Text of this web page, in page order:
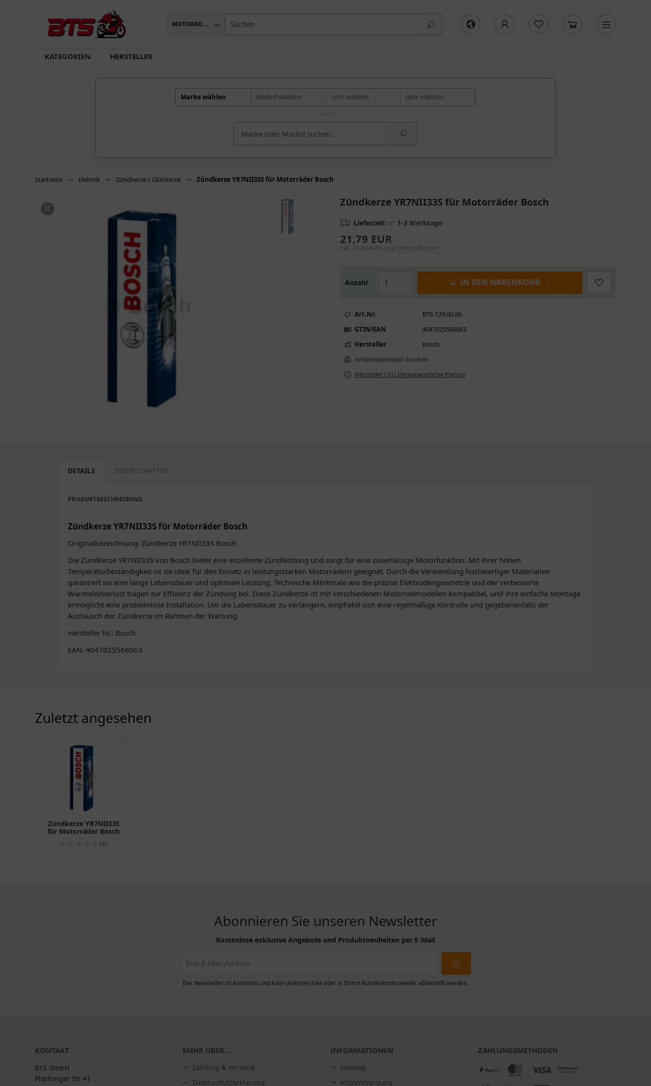
MOTORADTEILE
KATEGORIEN HERSTELLER
Marke wählen Modell wählen ccm wählen Jahr wählen
Startseite Elektrik Zündkerze / Glühkerze Zündkerze YR7NII33S für Motorräder Bosch
Zündkerze YR7NII33S für Motorräder Bosch
Lieferzeit: ✅ 1-3 Werktage
21,79 EUR
inkl. 19 % MwSt. zzgl. Versandkosten
Anzahl IN DEN WARENKORB
Art.Nr.
BTS-129.00.86
GTIN/EAN
4047025566063
Hersteller
Bosch
Artikeldatenblatt drucken
Hersteller / EU Verantwortliche Person
DETAILS EIGENSCHAFTEN
PRODUKTBESCHREIBUNG
Zündkerze YR7NII33S für Motorräder Bosch
Originalbezeichnung: Zündkerze YR7NII33S Bosch
Die Zündkerze YR7NII33S von Bosch bietet eine exzellente Zündleistung und sorgt für eine zuverlässige Motorfunktion. Mit ihrer hohen
Temperaturbeständigkeit ist sie ideal für den Einsatz in leistungsstarken Motorrädern geeignet. Durch die Verwendung hochwertiger Materialien
garantiert sie eine lange Lebensdauer und optimale Leistung. Technische Merkmale wie die präzise Elektrodengeometrie und der verbesserte
Wärmeleitverlust tragen zur Effizienz der Zündung bei. Diese Zündkerze ist mit verschiedenen Motorradmodellen kompatibel, und ihre einfache Montage
ermöglicht eine problemlose Installation. Um die Lebensdauer zu verlängern, empfiehlt sich eine regelmäßige Kontrolle und gegebenenfalls der
Austausch der Zündkerze im Rahmen der Wartung.
Hersteller Nr.: Bosch
EAN: 4047025566063
Zuletzt angesehen
✅
Zündkerze YR7NII33S
für Motorräder Bosch
(0)
Abonnieren Sie unseren Newsletter
Kostenlose exklusive Angebote und Produktneuheiten per E-Mail
Der Newsletter ist kostenlos und kann jederzeit hier oder in Ihrem Kundenkonto wieder abbestellt werden.
KONTAKT
BTS GmbH
Plochinger Str 41
MEHR ÜBER...
Zahlung & Versand
Datenschutzerklärung
INFORMATIONEN
Sitemap
Altölentsorgung
ZAHLUNGSMETHODEN